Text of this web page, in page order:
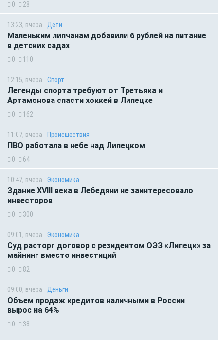
0 28
13:23, вчера Дети
Маленьким липчанам добавили 6 рублей на питание
в детских садах
0 110
12:15, вчера Спорт
Легенды спорта требуют от Третьяка и
Артамонова спасти хоккей в Липецке
0 162
11:07, вчера Происшествия
ПВО работала в небе над Липецком
0 64
10:47, вчера Экономика
Здание XVIII века в Лебедяни не заинтересовало
инвесторов
0 300
09:01, вчера Экономика
Суд расторг договор с резидентом ОЭЗ «Липецк» за
майнинг вместо инвестиций
0 82
09:00, вчера Деньги
Объем продаж кредитов наличными в России
вырос на 64%
0 38